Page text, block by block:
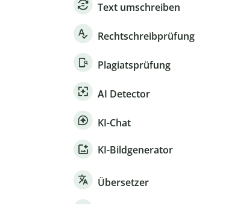
Text umschreiben
Rechtschreibprüfung
Plagiatsprüfung
AI Detector
KI-Chat
KI-Bildgenerator
Übersetzer